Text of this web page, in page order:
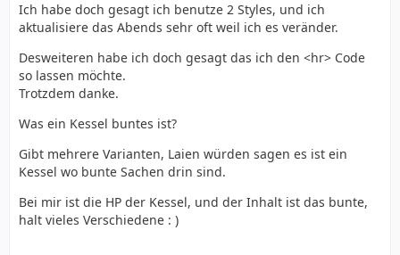
Ich habe doch gesagt ich benutze 2 Styles, und ich
aktualisiere das Abends sehr oft weil ich es veränder.
Desweiteren habe ich doch gesagt das ich den <hr> Code
so lassen möchte.
Trotzdem danke.
Was ein Kessel buntes ist?
Gibt mehrere Varianten, Laien würden sagen es ist ein
Kessel wo bunte Sachen drin sind.
Bei mir ist die HP der Kessel, und der Inhalt ist das bunte,
halt vieles Verschiedene : )